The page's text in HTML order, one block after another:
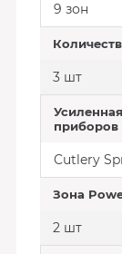
9 зон
3 шт
приборов
Cutlery
Зона
2 шт